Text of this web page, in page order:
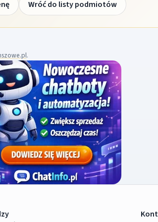
Wróć do listy podmiotów
.